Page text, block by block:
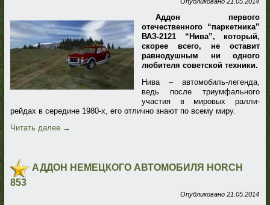
Аддон первого
отечественного “паркетника”
ВАЗ-2121 “Нива”, который,
скорее всего, не оставит
равнодушным ни одного
любителя советской техники.
Нива – автомобиль-легенда,
ведь после триумфального
участия в мировых ралли-
рейдах в середине 1980-х, его отлично знают по всему миру.
Читать далее →
АДДОН НЕМЕЦКОГО АВТОМОБИЛЯ HORCH
853
Опубликовано 21.05.2014